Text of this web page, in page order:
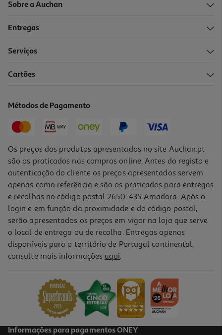
Sobre a Auchan
Entregas
Serviços
Cartões
Métodos de Pagamento
Os preços dos produtos apresentados no site Auchan.pt
são os praticados nas compras online. Antes do registo e
autenticação do cliente os preços apresentados servem
apenas como referência e são os praticados para entregas
e recolhas no código postal 2650-435 Amadora. Após o
login e em função da proximidade e do código postal,
serão apresentados os preços em vigor na loja que serve
o local de entrega ou de recolha. Entregas apenas
disponíveis para o território de Portugal continental,
consulte mais informações aqui.
Informações para pagamentos ONEY